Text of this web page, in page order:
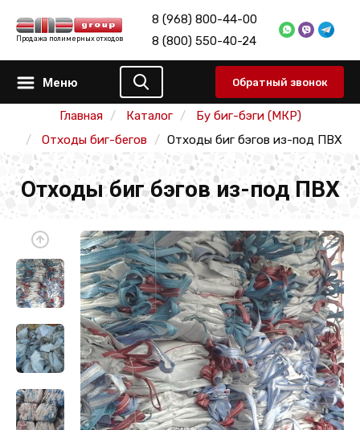
Продажа полимерных отходов
8 (968) 800-44-00
8 (800) 550-40-24
Меню Обратный звонок
Главная Каталог
Бу биг-бэги (МКР)
Отходы биг-бегов
Отходы биг бэгов из-под ПВХ
Отходы биг бэгов из-под ПВХ